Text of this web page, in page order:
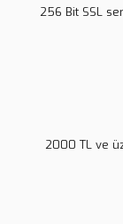
256 Bit SSL
2000 TL ve